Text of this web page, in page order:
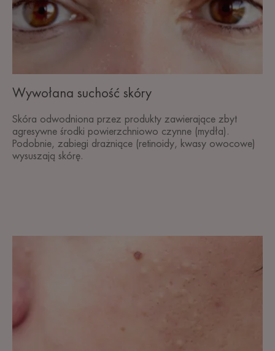
Wywołana suchość skóry
Skóra odwodniona przez produkty zawierające zbyt
agresywne środki powierzchniowo czynne (mydła).
Podobnie, zabiegi drażniące (retinoidy, kwasy owocowe)
wysuszają skórę.